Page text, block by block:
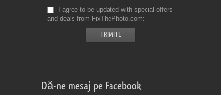
I agree to be updated with special offers
and deals from FixThePhoto.com
Dă-ne mesaj pe Facebook